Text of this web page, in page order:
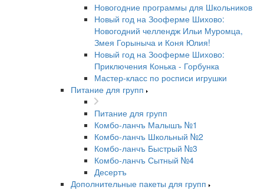
Новогодние программы для Школьников
Новый год на Зооферме Шихово:
Новогодний челлендж Ильи Муромца,
Змея Горыныча и Коня Юлия!
Новый год на Зооферме Шихово:
Приключения Конька - Горбунка
Мастер-класс по росписи игрушки
Питание для групп
Питание для групп
Комбо-ланчъ Малышъ №1
Комбо-ланчъ Школьный №2
Комбо-ланчъ Быстрый №3
Комбо-ланчъ Сытный №4
Десертъ
Дополнительные пакеты для групп